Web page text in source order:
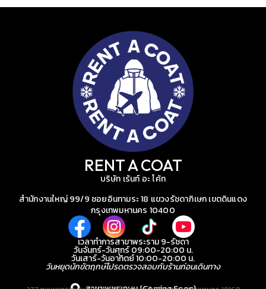
RENT A COAT
บริษัท เร้นท์ อะ โค้ท
สำนักงานใหญ่ 99/9 ซอยอินทามระ 18 แขวงรัชดาภิเษก เขตดินแดง
กรุงเทพมหานคร 10400
เวลาทำการสาขาพระราม 9-รัชดา
วันจันทร์-วันศุกร์ 09:00-20:00 น.
วันเสาร์-วันอาทิตย์ 10:00-20:00 น.
วันหยุดนักขัตฤกษ์โปรดตรวจสอบกับร้านก่อนเดินทาง